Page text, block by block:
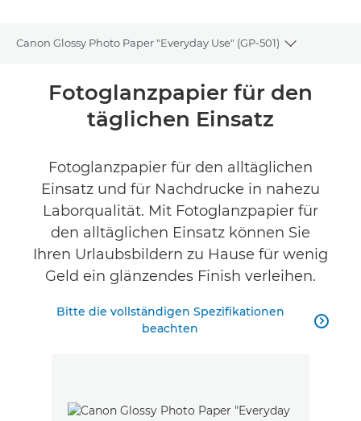
Canon Glossy Photo Paper "Everyday Use" (GP-501)
Toggle
Übersicht
Technische Daten
Produktbewertungen
FINDE EINEN HÄNDLER
No Sellers Found
Fotoglanzpapier für den
täglichen Einsatz
Fotoglanzpapier für den alltäglichen
Einsatz und für Nachdrucke in nahezu
Laborqualität. Mit Fotoglanzpapier für
den alltäglichen Einsatz können Sie
Ihren Urlaubsbildern zu Hause für wenig
Geld ein glänzendes Finish verleihen.
Bitte die vollständigen Spezifikationen
beachten
